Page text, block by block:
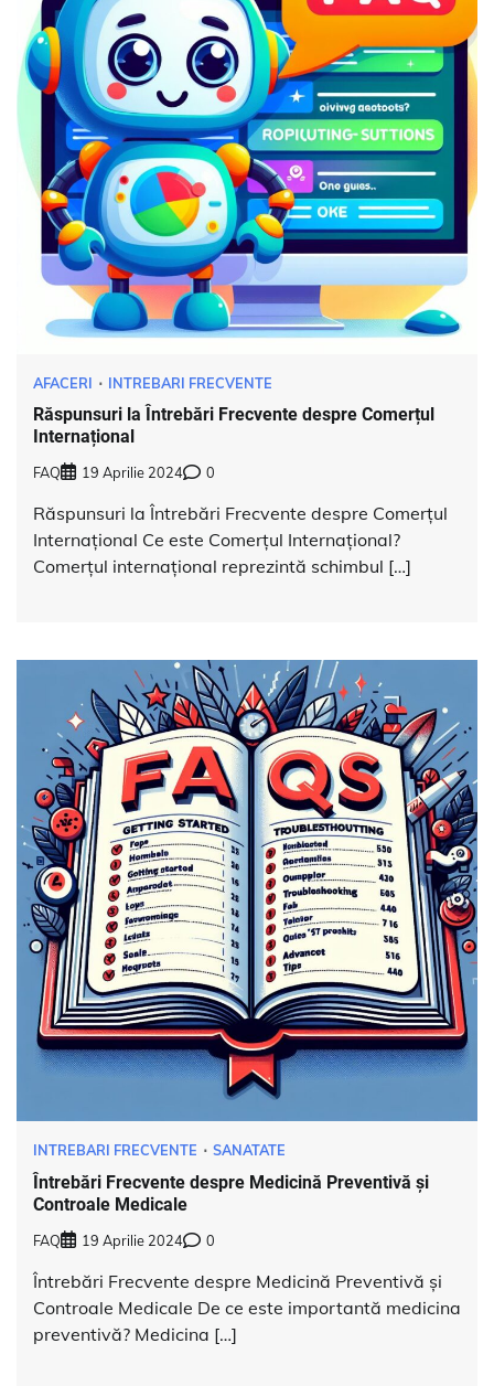
AFACERI INTREBARI FRECVENTE
Răspunsuri la Întrebări Frecvente despre Comerțul
Internațional
FAQ 19 Aprilie 2024 0
Răspunsuri la Întrebări Frecvente despre Comerțul
Internațional Ce este Comerțul Internațional?
Comerțul internațional reprezintă schimbul […]
INTREBARI FRECVENTE SANATATE
Întrebări Frecvente despre Medicină Preventivă și
Controale Medicale
FAQ 19 Aprilie 2024 0
Întrebări Frecvente despre Medicină Preventivă și
Controale Medicale De ce este importantă medicina
preventivă? Medicina […]